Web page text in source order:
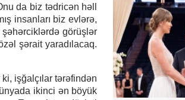
da biz tədricən həll
insanları biz evlərə,
görüşlər
şərait yaradılacaq.
işğalçılar tərəfindən
ikinci ən böyük